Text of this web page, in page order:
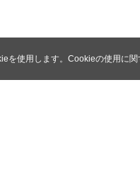
を使用します。Cookieの使用に関